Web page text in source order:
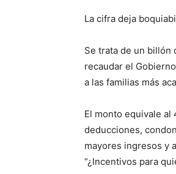
La cifra deja
Se trata de un billón
recaudar el
a las familias más
El monto equivale
deducciones,
mayores ingresos y
“¿Incentivos para